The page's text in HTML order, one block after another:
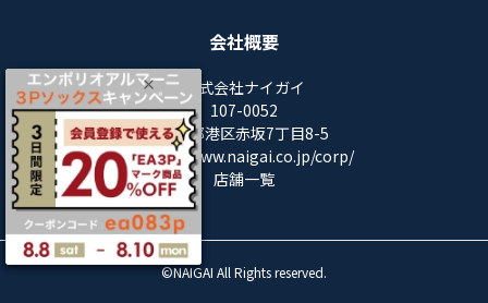
会社概要
株式会社ナイガイ
107-0052
東京都港区赤坂7丁目8-5
https://www.naigai.co.jp/corp/
店舗一覧
©NAIGAI All Rights reserved.